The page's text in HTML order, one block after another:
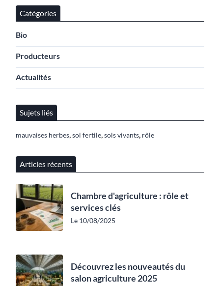
Catégories
Bio
Producteurs
Actualités
Sujets liés
mauvaises herbes sol fertile sols vivants rôle
Articles récents
Chambre d'agriculture : rôle et
services clés
Le 10/08/2025
Découvrez les nouveautés du
salon agriculture 2025